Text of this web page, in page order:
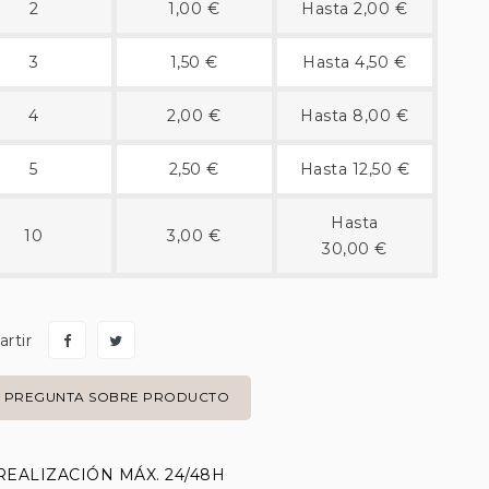
2 1,00 € Hasta 2,00 €
3 1,50 € Hasta 4,50 €
4 2,00 € Hasta 8,00 €
5 2,50 € Hasta 12,50 €
10 3,00 €
Hasta
30,00 €
PREGUNTA SOBRE PRODUCTO
MÁX. 24/48H